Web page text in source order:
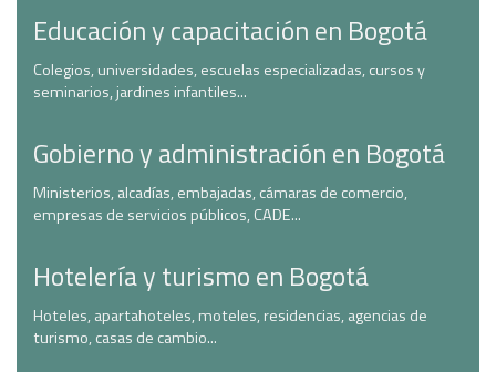
Educación y capacitación en Bogotá
Colegios, universidades, escuelas especializadas, cursos y
seminarios, jardines infantiles...
Gobierno y administración en Bogotá
Ministerios, alcadías, embajadas, cámaras de comercio,
empresas de servicios públicos, CADE...
Hotelería y turismo en Bogotá
Hoteles, apartahoteles, moteles, residencias, agencias de
turismo, casas de cambio...